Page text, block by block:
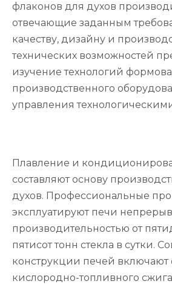
флаконов для духов
отвечающие заданным
качеству, дизайну и
технических возможностей
изучение технологий
производственного
управления
Плавление и
составляют основу
духов. Профессиональные
эксплуатируют печи
производительностью от
пятисот тонн стекла в сутки.
конструкции печей включают
кислородно-топливного